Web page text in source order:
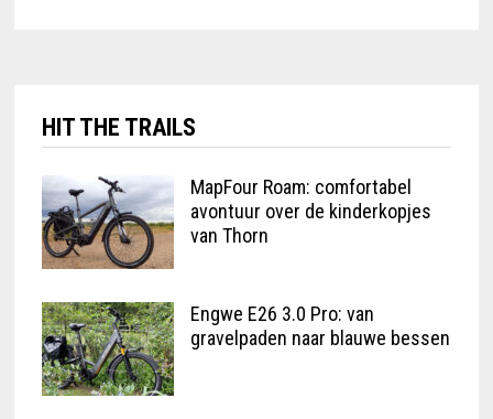
HIT THE TRAILS
MapFour Roam: comfortabel
avontuur over de kinderkopjes
van Thorn
Engwe E26 3.0 Pro: van
gravelpaden naar blauwe bessen